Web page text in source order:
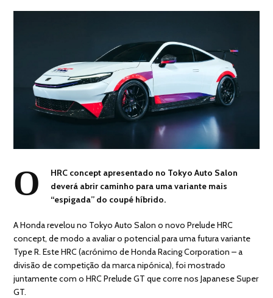
O
HRC concept apresentado no Tokyo Auto Salon
deverá abrir caminho para uma variante mais
“espigada” do coupé híbrido.
A Honda revelou no Tokyo Auto Salon o novo Prelude HRC
concept, de modo a avaliar o potencial para uma futura variante
Type R. Este HRC (acrónimo de Honda Racing Corporation – a
divisão de competição da marca nipónica), foi mostrado
juntamente com o HRC Prelude GT que corre nos Japanese Super
GT.